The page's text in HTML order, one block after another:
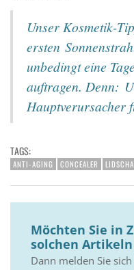
Unser Kosmetik-
ersten
unbedingt eine
auftragen. Denn:
Hauptverursacher
TAGS:
ANTI-AGING CONCEALER
Möchten Sie in
solchen Artikeln
Dann melden Sie